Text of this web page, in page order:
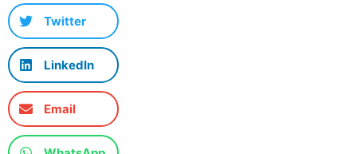
Twitter
LinkedIn
Email